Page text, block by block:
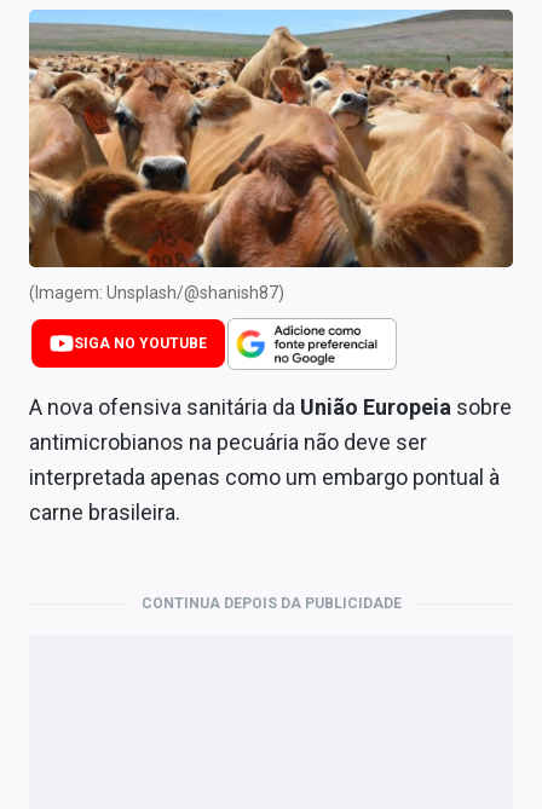
Cotações
Comprar ou vender?
Carteiras Recomendadas
Central de Dividendos
Central de Fundos Imobiliários
Central dos IPOs
Renda Fixa
Finanças Pessoais
Mercados
Economia
(Imagem: Unsplash/@shanish87)
SIGA NO YOUTUBE
A nova ofensiva sanitária da União Europeia sobre
antimicrobianos na pecuária não deve ser
interpretada apenas como um embargo pontual à
carne brasileira.
CONTINUA DEPOIS DA PUBLICIDADE